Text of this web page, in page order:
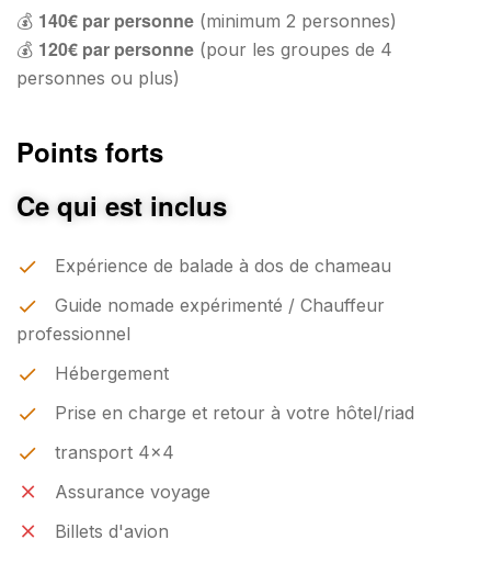
💰 140€ par personne (minimum 2 personnes)
💰 120€ par personne (pour les groupes de 4
personnes ou plus)
Points forts
Ce qui est inclus
Expérience de balade à dos de chameau
Guide nomade expérimenté / Chauffeur
professionnel
Hébergement
Prise en charge et retour à votre hôtel/riad
transport 4x4
Assurance voyage
Billets d'avion